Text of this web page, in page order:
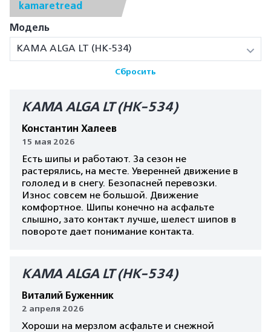
kamaretread
Модель
КАМА ALGA LT (HK-534)
Сбросить
КАМА ALGA LT (HK-534)
Константин Халеев
15 мая 2026
Есть шипы и работают. За сезон не
растерялись, на месте. Уверенней движение в
гололед и в снегу. Безопасней перевозки.
Износ совсем не большой. Движение
комфортное. Шипы конечно на асфальте
слышно, зато контакт лучше, шелест шипов в
повороте дает понимание контакта.
КАМА ALGA LT (HK-534)
Виталий Буженник
2 апреля 2026
Хороши на мерзлом асфальте и снежной